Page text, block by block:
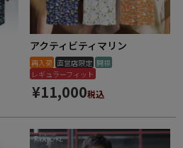
アクティビティマリン
再入荷 直営店限定 開襟
レギュラーフィット
¥11,000税込